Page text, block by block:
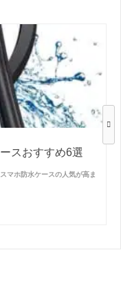
スおすすめ6選
マホ防水ケースの人気が高ま